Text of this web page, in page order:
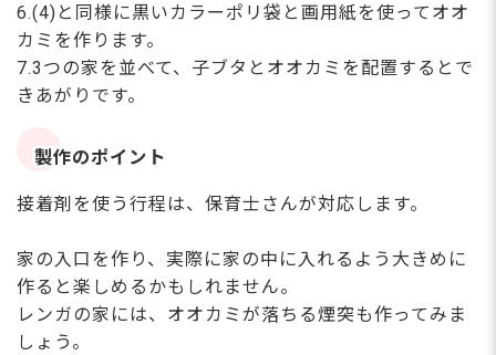
6.(4)と同様に黒いカラーポリ袋と画用紙を使ってオオ
カミを作ります。
7.3つの家を並べて、子ブタとオオカミを配置するとで
きあがりです。
製作のポイント
接着剤を使う行程は、保育士さんが対応します。
家の入口を作り、実際に家の中に入れるよう大きめに
作ると楽しめるかもしれません。
レンガの家には、オオカミが落ちる煙突も作ってみま
しょう。